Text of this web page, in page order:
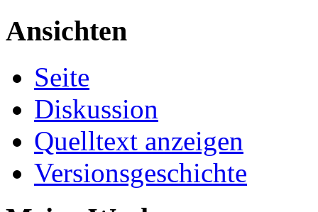
Ansichten
Seite
Diskussion
Quelltext anzeigen
Versionsgeschichte